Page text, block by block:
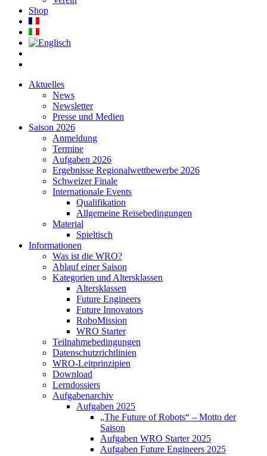
Shop
Aktuelles
News
Newsletter
Presse und Medien
Saison 2026
Anmeldung
Termine
Aufgaben 2026
Ergebnisse Regionalwettbewerbe 2026
Schweizer Finale
Internationale Events
Qualifikation
Allgemeine Reisebedingungen
Material
Spieltisch
Informationen
Was ist die WRO?
Ablauf einer Saison
Kategorien und Altersklassen
Altersklassen
Future Engineers
Future Innovators
RoboMission
WRO Starter
Teilnahmebedingungen
Datenschutzrichtlinien
WRO-Leitprinzipien
Download
Lerndossiers
Aufgabenarchiv
Aufgaben 2025
„The Future of Robots“ – Motto der
Saison
Aufgaben WRO Starter 2025
Aufgaben Future Engineers 2025